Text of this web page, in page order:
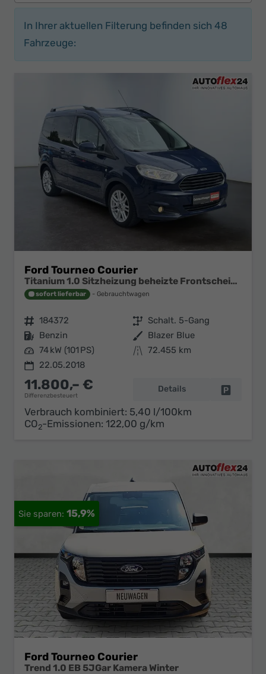
In Ihrer aktuellen Filterung befinden sich 48
Fahrzeuge:
Ford Tourneo Courier
Titanium 1.0 Sitzheizung beheizte Frontscheibe 2ZonenKlima
sofort lieferbar Gebrauchtwagen
Fahrzeugnr. 184372 Getriebe Schalt. 5-Gang
Kraftstoff Benzin Außenfarbe Blazer Blue
Leistung 74 kW (101 PS) Kilometerstand 72.455 km
22.05.2018
11.800,– €
Differenzbesteuert
Details
Verbrauch kombiniert: 5,40 l/100km
CO2-Emissionen: 122,00 g/km
15,9%
Ford Tourneo Courier
Trend 1.0 EB 5JGar Kamera Winter